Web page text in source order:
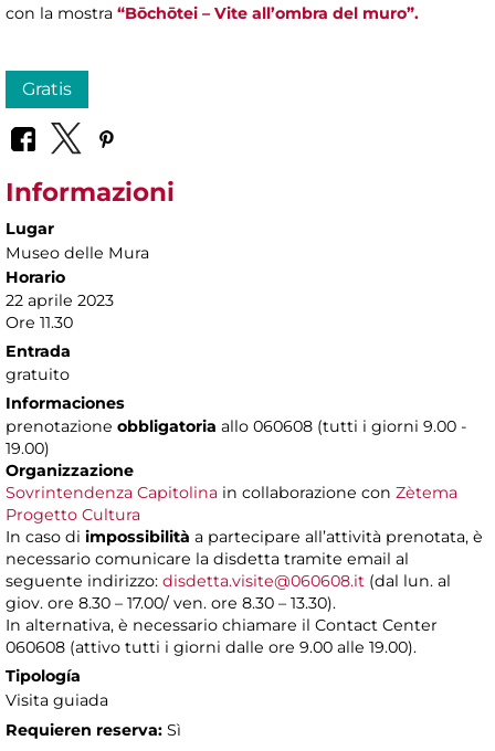
con la mostra “Bōchōtei – Vite all’ombra del muro”.
Gratis
Informazioni
Lugar
Museo delle Mura
Horario
22 aprile 2023
Ore 11.30
Entrada
gratuito
Informaciones
prenotazione obbligatoria allo 060608 (tutti i giorni 9.00 -
19.00)
Organizzazione
Sovrintendenza Capitolina in collaborazione con Zètema
Progetto Cultura
In caso di impossibilità a partecipare all’attività prenotata, è
necessario comunicare la disdetta tramite email al
seguente indirizzo: disdetta.visite@060608.it (dal lun. al
giov. ore 8.30 – 17.00/ ven. ore 8.30 – 13.30).
In alternativa, è necessario chiamare il Contact Center
060608 (attivo tutti i giorni dalle ore 9.00 alle 19.00).
Tipología
Visita guiada
Requieren reserva: Sì